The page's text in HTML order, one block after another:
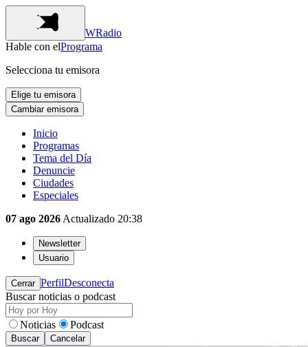
WRadio
Hable con elPrograma
Selecciona tu emisora
Elige tu emisora
Cambiar emisora
Inicio
Programas
Tema del Día
Denuncie
Ciudades
Especiales
07 ago 2026 Actualizado 20:38
Newsletter
Usuario
Cerrar PerfilDesconecta
Buscar noticias o podcast
Noticias Podcast
Buscar Cancelar